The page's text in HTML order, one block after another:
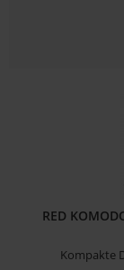
RED
Kompakte